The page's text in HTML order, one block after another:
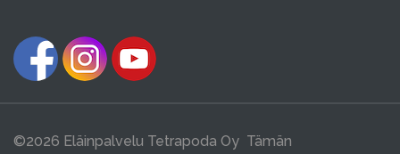
©2026 Eläinpalvelu Tetrapoda Oy Tämän